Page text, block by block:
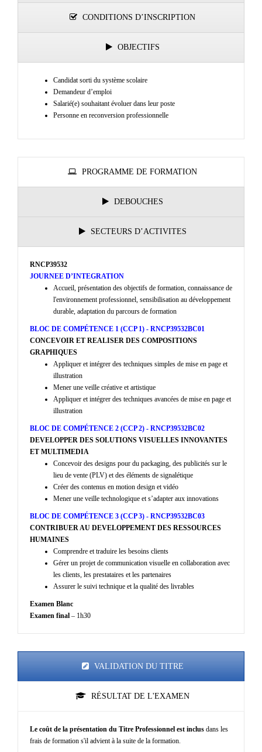
CONDITIONS D’INSCRIPTION
OBJECTIFS
Candidat sorti du système scolaire
Demandeur d’emploi
Salarié(e) souhaitant évoluer dans leur poste
Personne en reconversion professionnelle
PROGRAMME DE FORMATION
DEBOUCHES
SECTEURS D’ACTIVITES
RNCP39532
JOURNEE D’INTEGRATION
Accueil, présentation des objectifs de formation, connaissance de
l'environnement professionnel, sensibilisation au développement
durable, adaptation du parcours de formation
BLOC DE COMPÉTENCE 1 (CCP 1) ‐ RNCP39532BC01
CONCEVOIR ET REALISER DES COMPOSITIONS
GRAPHIQUES
Appliquer et intégrer des techniques simples de mise en page et
illustration
Mener une veille créative et artistique
Appliquer et intégrer des techniques avancées de mise en page et
illustration
BLOC DE COMPÉTENCE 2 (CCP 2) ‐ RNCP39532BC02
DEVELOPPER DES SOLUTIONS VISUELLES INNOVANTES
ET MULTIMEDIA
Concevoir des designs pour du packaging, des publicités sur le
lieu de vente (PLV) et des éléments de signalétique
Créer des contenus en motion design et vidéo
Mener une veille technologique et s’adapter aux innovations
BLOC DE COMPÉTENCE 3 (CCP 3) ‐ RNCP39532BC03
CONTRIBUER AU DEVELOPPEMENT DES RESSOURCES
HUMAINES
Comprendre et traduire les besoins clients
Gérer un projet de communication visuelle en collaboration avec
les clients, les prestataires et les partenaires
Assurer le suivi technique et la qualité des livrables
Examen Blanc
Examen final – 1h30
VALIDATION DU TITRE
RÉSULTAT DE L'EXAMEN
Le coût de la présentation du Titre Professionnel est inclus dans les
frais de formation s'il advient à la suite de la formation.